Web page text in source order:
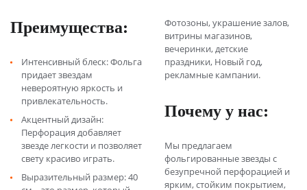
Преимущества:
Интенсивный блеск: Фольга
придает звездам
невероятную яркость и
привлекательность.
Акцентный дизайн:
Перфорация добавляет
звезде легкости и позволяет
свету красиво играть.
Выразительный размер: 40
Фотозоны, украшение залов,
витрины магазинов,
вечеринки, детские
праздники, Новый год,
рекламные кампании.
Почему у нас:
Мы предлагаем
фольгированные звезды с
безупречной перфорацией и
ярким, стойким покрытием,